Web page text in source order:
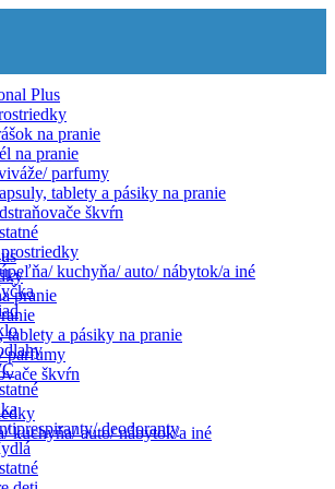
Plus
na pranie
na pranie
parfumy
tablety a pásiky na pranie
škvŕn
kuchyňa/ auto/ nábytok/a iné
deodoranty
pranie
tablety a pásiky na pranie
parfumy
škvŕn
kuchyňa/ auto/ nábytok/a iné